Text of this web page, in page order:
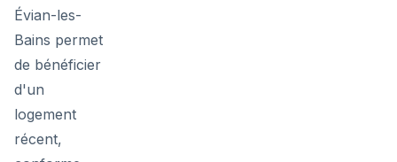
Évian-les-
Bains permet
de bénéficier
d'un
logement
récent,